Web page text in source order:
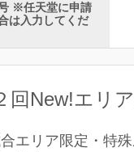
※任天堂に申請
は入力してくだ
回New!エリ
エリア限定・特